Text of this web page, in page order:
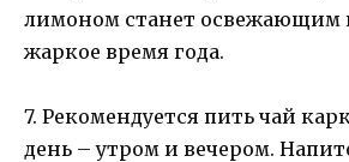
лимоном станет освежающим
жаркое время года.
7. Рекомендуется пить чай
день – утром и вечером.